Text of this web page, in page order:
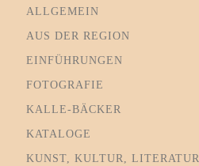
ALLGEMEIN
AUS DER REGION
EINFÜHRUNGEN
FOTOGRAFIE
KALLE-BÄCKER
KATALOGE
KUNST, KULTUR, LITERATUR